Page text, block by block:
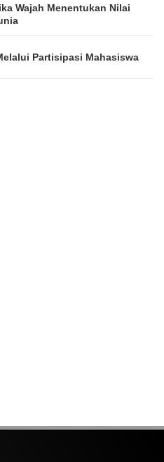
Wajah Menentukan Nilai
Partisipasi Mahasiswa